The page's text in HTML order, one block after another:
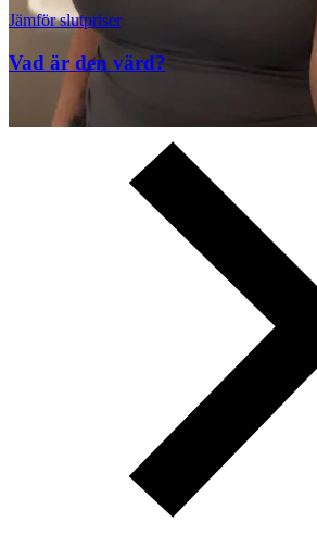
Jämför slutpriser
Vad är den värd?